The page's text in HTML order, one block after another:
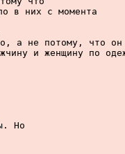
в них с момента
а не потому, что он
и женщину по
Но